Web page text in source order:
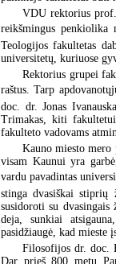
VDU rektorius
reikšmingus
Teologijos fakultetas
universitetų, kuriuose
Rektorius grupei
raštus. Tarp
doc. dr. Jonas
Trimakas, kiti
fakulteto vadovams
Kauno miesto mero
visam Kaunui yra
vardu pavadintas
stinga dvasiškai stiprių
susidoroti su
deja, sunkiai
pasidžiaugė, kad mieste
Filosofijos dr. doc.
Dar prieš 800 metų